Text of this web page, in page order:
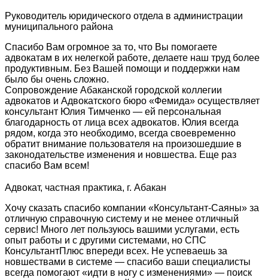
Руководитель юридического отдела в администрации
муниципального района
Спасибо Вам огромное за то, что Вы помогаете
адвокатам в их нелегкой работе, делаете наш труд более
продуктивным. Без Вашей помощи и поддержки нам
было бы очень сложно.
Сопровождение Абаканской городской коллегии
адвокатов и Адвокатского бюро «Фемида» осуществляет
консультант Юлия Тимченко — ей персональная
благодарность от лица всех адвокатов. Юлия всегда
рядом, когда это необходимо, всегда своевременно
обратит внимание пользователя на произошедшие в
законодательстве изменения и новшества. Еще раз
спасибо Вам всем!
Адвокат, частная практика, г. Абакан
Хочу сказать спасибо компании «Консультант-Саяны» за
отличную справочную систему и не менее отличный
сервис! Много лет пользуюсь вашими услугами, есть
опыт работы и с другими системами, но СПС
КонсультантПлюс впереди всех. Не успеваешь за
новшествами в системе — спасибо ваши специалисты
всегда помогают «идти в ногу с изменениями» — поиск